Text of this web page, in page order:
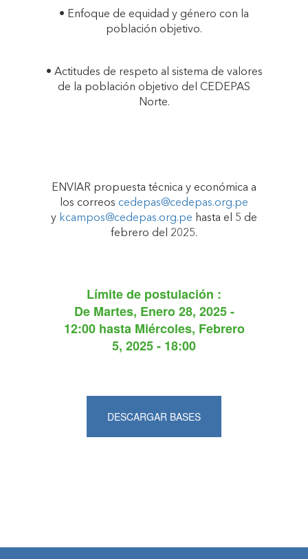
• Enfoque de equidad y género con la
población objetivo.
• Actitudes de respeto al sistema de valores
de la población objetivo del CEDEPAS
Norte.
ENVIAR propuesta técnica y económica a
los correos cedepas@cedepas.org.pe
y kcampos@cedepas.org.pe hasta el 5 de
febrero del 2025.
Límite de postulación :
De Martes, Enero 28, 2025 -
12:00hasta Miércoles, Febrero
5, 2025 - 18:00
DESCARGAR BASES